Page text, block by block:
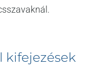
kifejezések